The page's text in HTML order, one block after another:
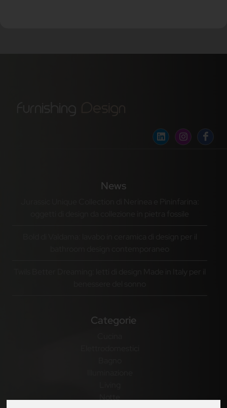
News
Categorie